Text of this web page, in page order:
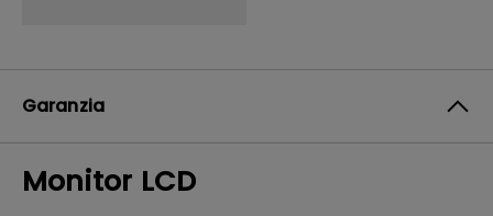
Garanzia
Monitor LCD